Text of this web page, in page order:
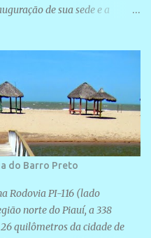
de sua sede e a
do Barro Preto
Rodovia PI-116 (lado
norte do Piauí, a 338
quilômetros da cidade de